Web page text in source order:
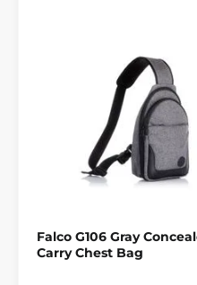
Falco G106 Gray
Carry Chest Bag